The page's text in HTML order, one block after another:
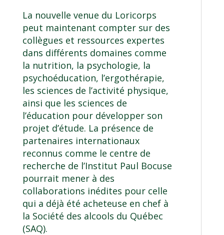
La nouvelle venue du Loricorps
peut maintenant compter sur des
collègues et ressources expertes
dans différents domaines comme
la nutrition, la psychologie, la
psychoéducation, l’ergothérapie,
les sciences de l’activité physique,
ainsi que les sciences de
l’éducation pour développer son
projet d’étude. La présence de
partenaires internationaux
reconnus comme le centre de
recherche de l’Institut Paul Bocuse
pourrait mener à des
collaborations inédites pour celle
qui a déjà été acheteuse en chef à
la Société des alcools du Québec
(SAQ).